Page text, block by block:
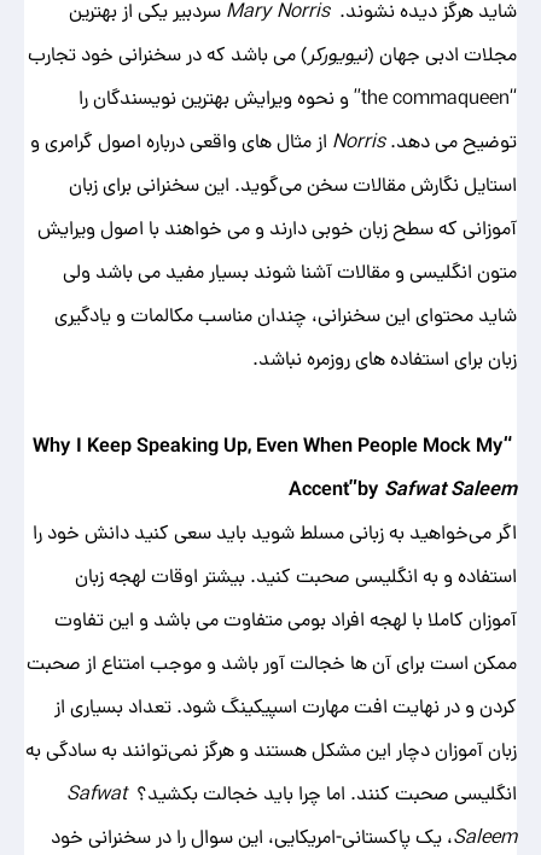
شاید هرگز دیده نشوند.Mary Norrisسردبیر یکی از بهترین
مجلات ادبی جهان (نیویورکر) می باشد که در سخنرانی خود تجارب
“the
commaqueen” و نحوه ویرایش بهترین نویسندگان را
توضیح می دهد.Norris از مثال ‌های واقعی درباره اصول گرامری و
استایل نگارش مقالات سخن می‌گوید. این سخنرانی برای زبان
آموزانی که سطح زبان خوبی دارند و می خواهند با اصول ویرایش
متون انگلیسی و مقالات آشنا شوند بسیار مفید می باشد ولی
شاید محتوای این سخنرانی، چندان مناسب مکالمات و یادگیری
زبان برای استفاده های روزمره نباشد.
“Why I Keep Speaking Up, Even When People Mock My
Accent”by Safwat Saleem
اگر می‌خواهید به زبانی مسلط شوید باید سعی کنید دانش خود را
استفاده و به انگلیسی صحبت کنید. بیشتر اوقات لهجه‌ زبان
‌آموزان کاملا با لهجه افراد بومی متفاوت می باشد و این تفاوت
ممکن است برای آن ها خجالت آور باشد و موجب امتناع از صحبت
کردن و در نهایت افت مهارت اسپیکینگ شود. تعداد بسیاری از
زبان‌ آموزان دچار این مشکل هستند و هرگز نمی‌توانند به سادگی به
انگلیسی صحبت کنند. اما چرا باید خجالت بکشید؟Safwat
Saleem، یک پاکستانی-امریکایی، این سوال را در سخنرانی خود